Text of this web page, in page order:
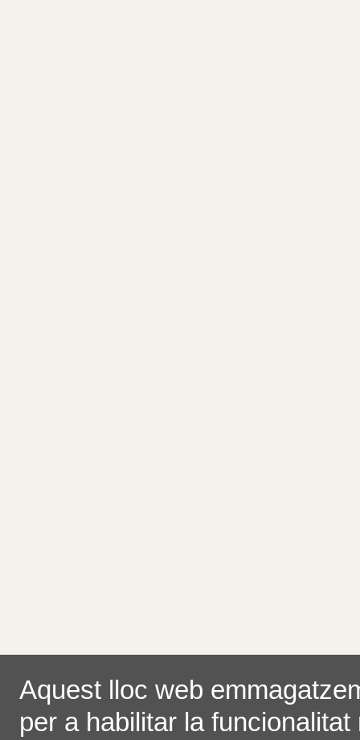
Aquest lloc web
per a habilitar la